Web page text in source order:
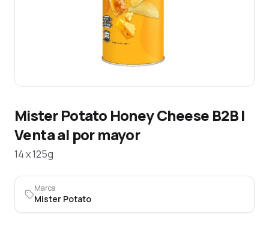
Mister Potato Honey Cheese B2B |
Venta al por mayor
14 x 125g
Marca
Mister Potato